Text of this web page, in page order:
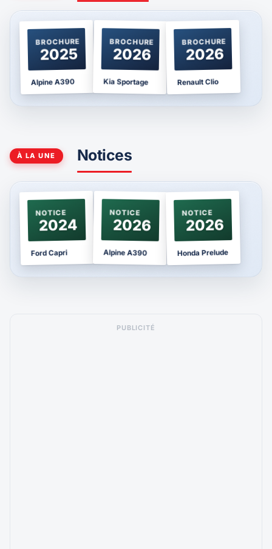
BROCHURE
2025
Alpine A390
BROCHURE
2026
Kia Sportage
BROCHURE
2026
Renault Clio
À LA UNE Notices
NOTICE
2024
Ford Capri
NOTICE
2026
Alpine A390
NOTICE
2026
Honda Prelude
PUBLICITÉ